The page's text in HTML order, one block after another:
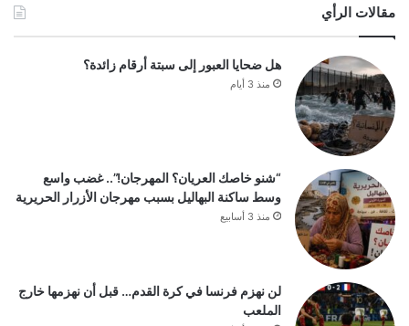
مقالات الرأي
هل ضحايا العبور إلى سبتة أرقام زائدة؟
منذ 3 أيام
“شنو خاصك العريان؟ المهرجان!”.. غضب واسع
وسط ساكنة البهاليل بسبب مهرجان الأزرار الحريرية
منذ 3 أسابيع
لن نهزم فرنسا في كرة القدم… قبل أن نهزمها خارج
الملعب